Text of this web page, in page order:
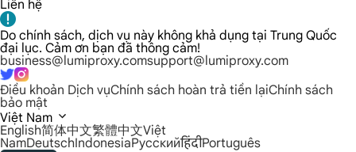
Liên hệ
Do chính sách, dịch vụ này không khả dụng tại Trung Quốc
đại lục. Cảm ơn bạn đã thông cảm!
business@lumiproxy.comsupport@lumiproxy.com
Điều khoản Dịch vụChính sách hoàn trả tiền lạiChính sách
bảo mật
Việt Nam
English简体中文繁體中文Việt
NamDeutschIndonesiaРусскийहिंदीPortuguês